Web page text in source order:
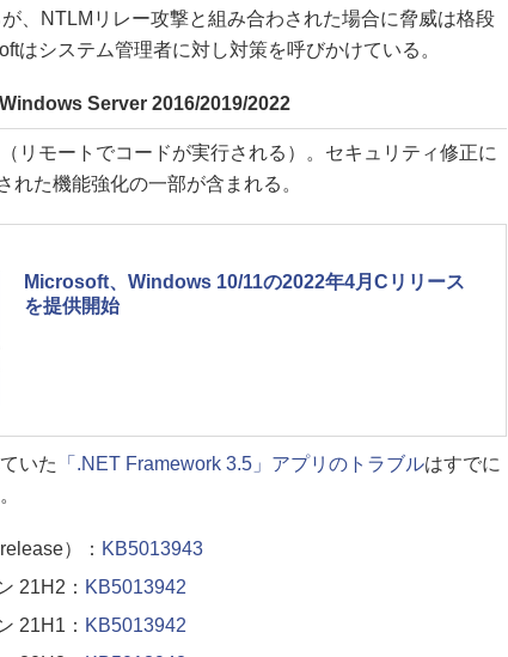
が、NTLMリレー攻撃と組み合わされた場合に脅威は格段
はシステム管理者に対し対策を呼びかけている。
Server 2016/2019/2022
リモートでコードが実行される）。セキュリティ修正に
れた機能強化の一部が含まれる。
Microsoft、Windows 10/11の2022年4月Cリリース
を提供開始
いた 「.NET Framework 3.5」アプリのトラブルはすでに
）： KB5013943
21H2： KB5013942
21H1： KB5013942